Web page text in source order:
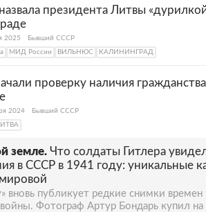
президента Литвы
2025
Бывший СССР
МИД России ВИЛЬНЮС КАЛИНИНГРАД
проверку наличия
2024
Бывший СССР
земле. Что солдаты Гитлера
в СССР в 1941 году: уникальные
вновь публикует редкие снимки
Фотограф Артур Бондарь купил на